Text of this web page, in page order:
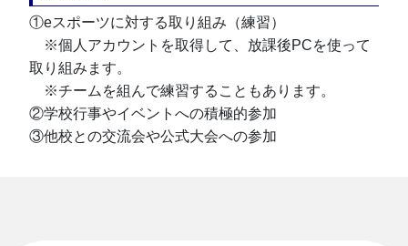
①eスポーツに対する取り組み（練習）
※個人アカウントを取得して、放課後PCを使って
取り組みます。
※チームを組んで練習することもあります。
②学校行事やイベントへの積極的参加
③他校との交流会や公式大会への参加